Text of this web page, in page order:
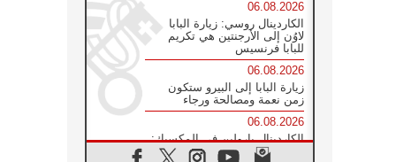
06.08.2026
الكاردينال روسي: زيارة البابا
لاوُن إلى الأرجنتين هي تكريم
للبابا فرنسيس
06.08.2026
زيارة البابا إلى البيرو ستكون
زمن نعمة ومصالحة ورجاء
06.08.2026
الكاردينال بارولين في المكسيك:
علينا أن نكون حاضرين إلى جانب